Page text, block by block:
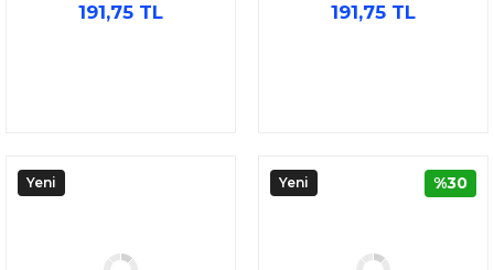
191,75 TL 191,75 TL
Yeni Yeni %30